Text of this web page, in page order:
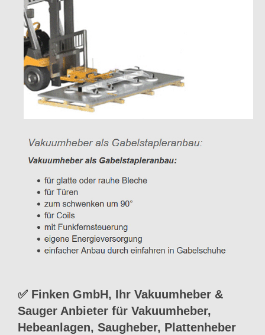
✅ Finken GmbH, Ihr Vakuumheber &
Sauger Anbieter für Vakuumheber,
Hebeanlagen, Saugheber, Plattenheber